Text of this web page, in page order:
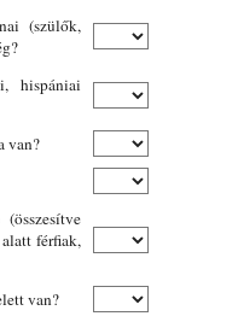
(szülők,
hispániai
van?
férfiak,
van?